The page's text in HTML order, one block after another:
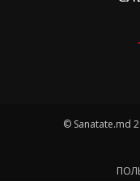
© Sanatate.md